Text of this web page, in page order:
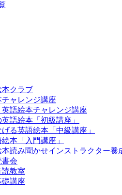
本クラブ
ャレンジ講座
語絵本チャレンジ講座
語絵本「初級講座」
る英語絵本「中級講座」
本「入門講座」
読み聞かせインストラクター養
書会
教室
礎講座